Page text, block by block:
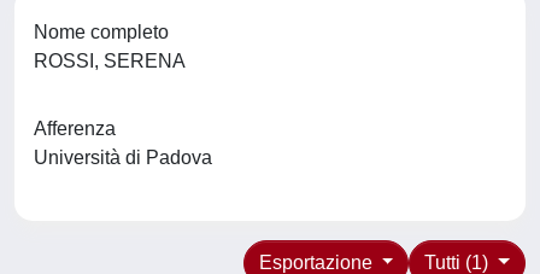
Nome completo
ROSSI, SERENA
Afferenza
Università di Padova
Tutti (1)
Esportazione